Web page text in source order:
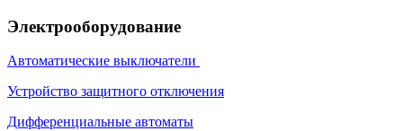
Электрооборудование
Автоматические выключатели
Устройство защитного отключения
Дифференциальные автоматы